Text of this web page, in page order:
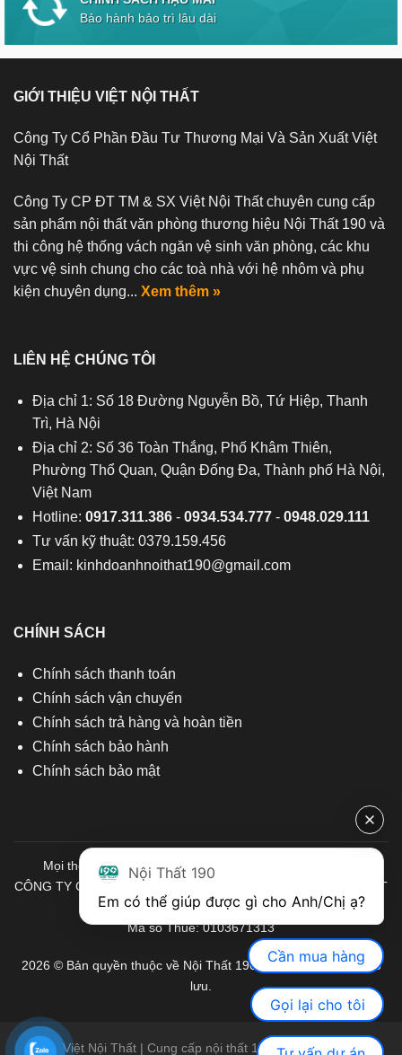
Bảo hành bảo trì lâu dài
GIỚI THIỆU VIỆT NỘI THẤT
Công Ty Cổ Phần Đầu Tư Thương Mại Và Sản Xuất Việt
Nội Thất
Công Ty CP ĐT TM & SX Việt Nội Thất chuyên cung cấp
sản phẩm nội thất văn phòng thương hiệu Nội Thất 190 và
thi công hệ thống vách ngăn vệ sinh văn phòng, các khu
vực vệ sinh chung cho các toà nhà với hệ nhôm và phụ
kiện chuyên dụng... Xem thêm »
LIÊN HỆ CHÚNG TÔI
Địa chỉ 1: Số 18 Đường Nguyễn Bồ, Tứ Hiệp, Thanh
Trì, Hà Nội
Địa chỉ 2: Số 36 Toàn Thắng, Phố Khâm Thiên,
Phường Thổ Quan, Quận Đống Đa, Thành phố Hà Nội,
Việt Nam
Hotline: 0917.311.386- 0934.534.777- 0948.029.111
Tư vấn kỹ thuật: 0379.159.456
Email: kinhdoanhnoithat190@gmail.com
CHÍNH SÁCH
Chính sách thanh toán
Chính sách vận chuyển
Chính sách trả hàng và hoàn tiền
Chính sách bảo hành
Chính sách bảo mật
Mọi thông tin quý khách hàng vui lòng liên hệ chúng tôi:
CÔNG TY CỔ PHẦN ĐẦU TƯ THƯƠNG MẠI VÀ SẢN XUẤT VIỆT
NỘI THẤT
Mã số Thuế: 0103671313
2026 © Bản quyền thuộc về Nội Thất 190. Mọi quyền được bảo
lưu.
Việt Nội Thất | Cung cấp nội thất 190 chính hãng
Nội Thất 190
Cần mua hàng
Gọi lại cho tôi